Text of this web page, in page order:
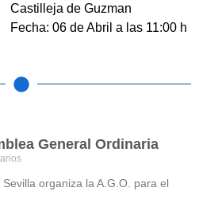
Castilleja de Guzman
Fecha: 06 de Abril a las 11:00 h
General Ordinaria
organiza la A.G.O. para el